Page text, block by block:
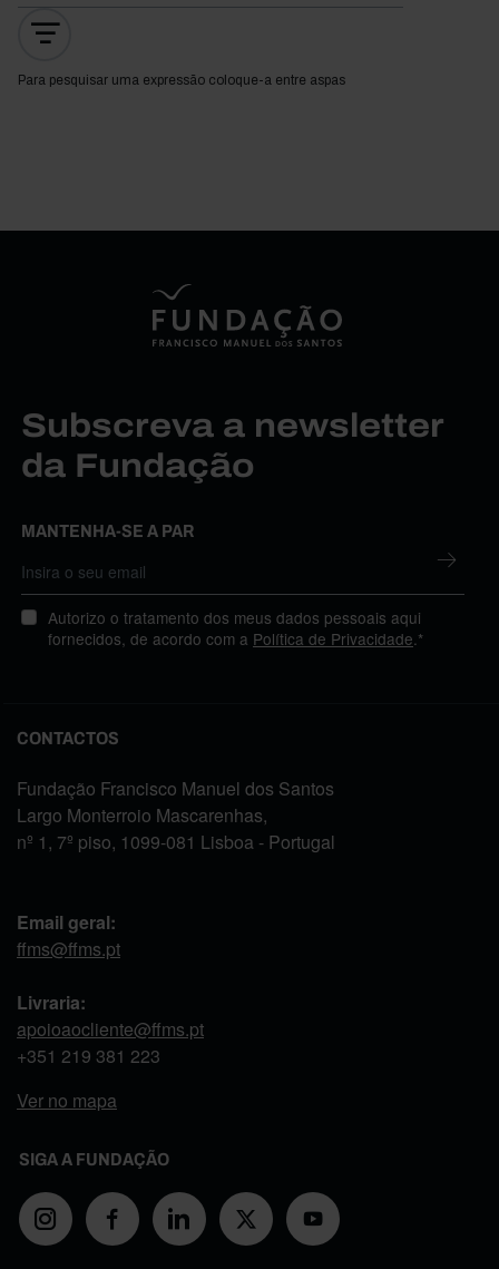
Para pesquisar uma expressão coloque-a entre aspas
Subscreva a newsletter
da Fundação
MANTENHA-SE A PAR
Autorizo o tratamento dos meus dados pessoais aqui
fornecidos, de acordo com a Política de Privacidade .*
CONTACTOS
Fundação Francisco Manuel dos Santos
Largo Monterroio Mascarenhas,
nº 1, 7º piso, 1099-081 Lisboa - Portugal
Email geral:
ffms@ffms.pt
Livraria:
apoioaocliente@ffms.pt
+351 219 381 223
Ver no mapa
SIGA A FUNDAÇÃO